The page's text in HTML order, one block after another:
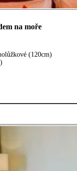
na moře
(120cm)